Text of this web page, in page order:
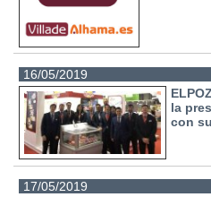
16/05/2019
la
con
17/05/2019